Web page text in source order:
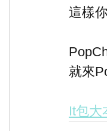
這樣
就來
It包大